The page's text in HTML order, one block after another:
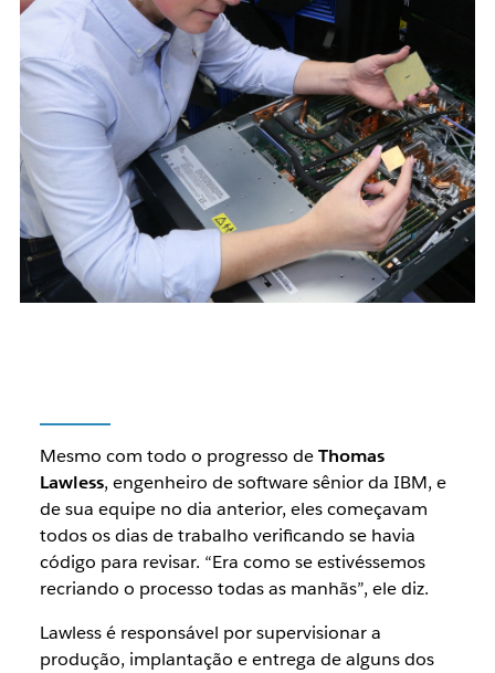
Mesmo com todo o progresso deThomas
Lawless, engenheiro de software sênior da IBM, e
de sua equipe no dia anterior, eles começavam
todos os dias de trabalho verificando se havia
código para revisar. “Era como se estivéssemos
recriando o processo todas as manhãs”, ele diz.
Lawless é responsável por supervisionar a
produção, implantação e entrega de alguns dos